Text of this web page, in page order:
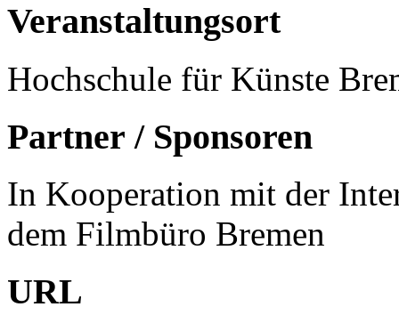
Veranstaltungsort
Hochschule für Künste
Partner / Sponsoren
In Kooperation mit der
dem Filmbüro Bremen
URL